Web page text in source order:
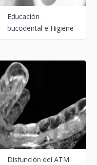
Educación
bucodental e Higiene
Disfunción del ATM